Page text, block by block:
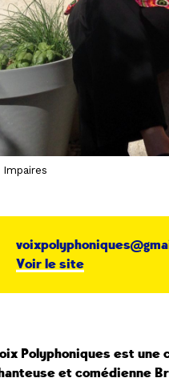
Impaires
Voir le site
Polyphoniques est
et comédienne